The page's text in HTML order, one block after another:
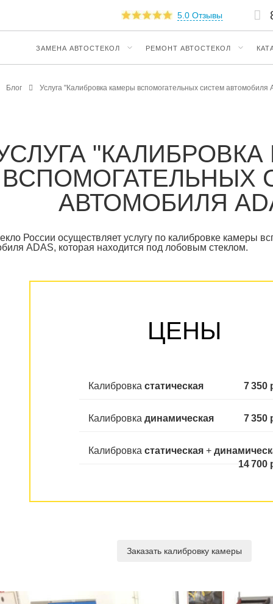
5.0 Отзывы
ЗАМЕНА АВТОСТЕКОЛ РЕМОНТ АВТОСТЕКОЛ
Блог Услуга "Калибровка камеры вспомогательных систем автомобиля
ВСПОМОГАТЕЛЬНЫХ
АВТОМОБИЛЯ
России осуществляет услугу по калибровке камеры
ADAS, которая находится под лобовым стеклом.
ЦЕНЫ
Калибровка статическая 7 350
Калибровка динамическая 7 350
Калибровка статическая+
14 700
Заказать калибровку камеры